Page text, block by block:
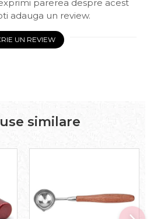
parerea despre acest
adauga un review.
UN REVIEW
similare